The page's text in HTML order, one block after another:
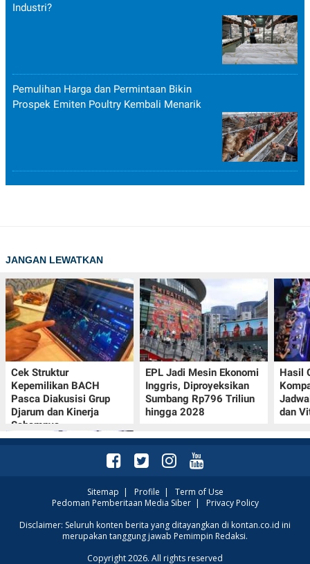
Industri?
Pemulihan Harga dan Permintaan Bikin
Prospek Emiten Poultry Kembali Menarik
JANGAN LEWATKAN
Cek Struktur
Kepemilikan BACH
Pasca Diakusisi Grup
Djarum dan Kinerja
Sahamnya
EPL Jadi Mesin Ekonomi
Inggris, Diproyeksikan
Sumbang Rp796 Triliun
hingga 2028
Hasil
dan
Oppo A7 Pro Max Rilis
dengan Baterai 10.000
Sitemap | Profile | Term of Use
Pedoman Pemberitaan Media Siber| Privacy Policy
Disclaimer: Seluruh konten berita yang ditayangkan di kontan.co.id ini
merupakan tanggung jawab Pemimpin Redaksi.
Copyright 2026. All rights reserved